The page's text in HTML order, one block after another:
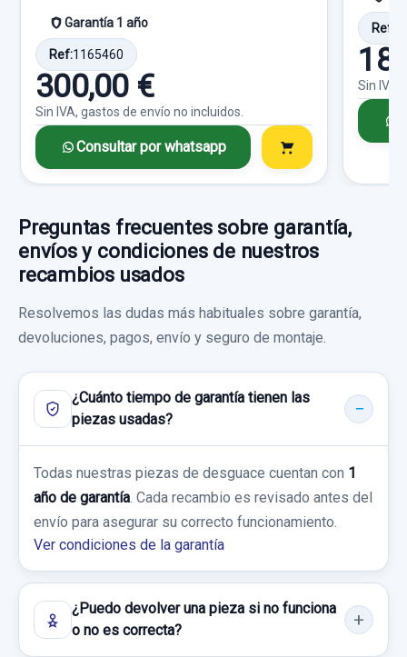
CERRADURA PUERTA TRASERA DERECHA 5
CERRADURA PUERTA TRASERA DERECHA
CHEVROLET CRUZE 2.0 DIESEL CAT
Garantía 1 año
825123
30,00 €
Sin IVA, gastos de envío no incluidos.
ENGANCHE CINTURON 13354864 TRASERO
DERECHO
ENGANCHE CINTURON 13354864
TRASERO... usado.
Garantía 1 año
Ref:825198 OEM:13354864
14,87 €
Sin IVA, gastos de envío no incluidos.
Consultar por whatsapp
AMORTIGUADOR DELANTERO IZQUIERDO
usado.
CHEVROLET CRUZE 2.0 DIESEL CAT
Garantía 1 año
30,00 €
Garantía 1 año
Ref:1165460
300,00 €
Sin IVA, gastos de envío no incluidos.
Consultar por whatsapp
Ref:
Sin IVA,
Preguntas frecuentes sobre garantía,
envíos y condiciones de nuestros
recambios usados
Resolvemos las dudas más habituales sobre garantía,
devoluciones, pagos, envío y seguro de montaje.
¿Cuánto tiempo de garantía tienen las
piezas usadas?
Todas nuestras piezas de desguace cuentan con 1
año de garantía . Cada recambio es revisado antes del
envío para asegurar su correcto funcionamiento.
Ver condiciones de la garantía
¿Puedo devolver una pieza si no funciona
o no es correcta?